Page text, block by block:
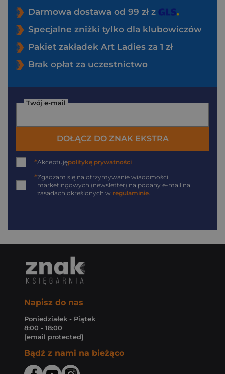
Darmowa dostawa od 99 zł z
Specjalne zniżki tylko dla klubowiczów
Pakiet zakładek Art Ladies za 1 zł
Brak opłat za uczestnictwo
Twój e-mail
DOŁĄCZ DO ZNAK EKSTRA
*Akceptujępolitykę prywatności
*Zgadzam się na otrzymywanie wiadomości
marketingowych (newsletter) na podany e-mail na
zasadach określonych w regulaminie
Napisz do nas
Poniedziałek - Piątek
8:00 - 18:00
[email protected]
Bądź z nami na bieżąco